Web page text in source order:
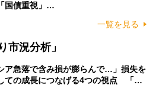
国債重視」…
一覧を見る
市況分析」
ア急落で含み損が膨らんで…」損失を
ての成長につなげる4つの視点 「…